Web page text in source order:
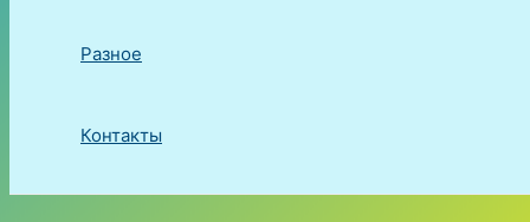
Разное
Контакты